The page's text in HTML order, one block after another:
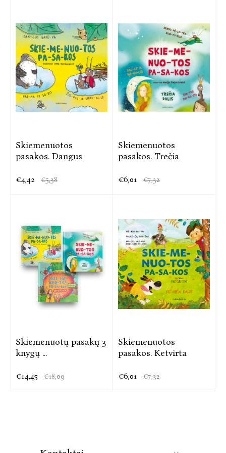
Skiemenuotos
pasakos. Dangus
€4,42 €5,38
Skiemenuotos
pasakos. Trečia
€6,01 €7,32
Skiemenuotų pasakų 3
knygų ...
€14,45 €18,09
Skiemenuotos
pasakos. Ketvirta
€6,01 €7,32